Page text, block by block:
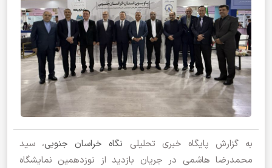
به گزارش پایگاه خبری تحلیلی نگاه خراسان جنوبی، سید
محمدرضا هاشمی در جریان بازدید از نوزدهمین نمایشگاه